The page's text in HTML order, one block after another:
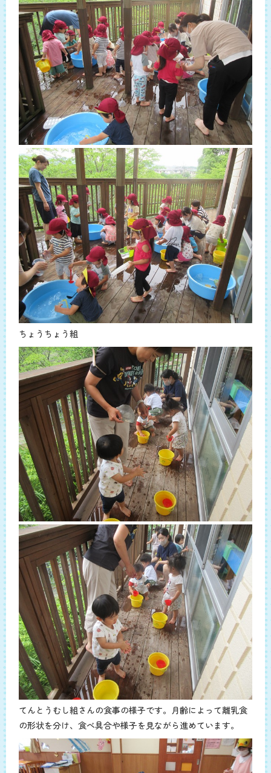
ちょうちょう組
てんとうむし組さんの食事の様子です。月齢によって離乳食
の形状を分け、食べ具合や様子を見ながら進めています。